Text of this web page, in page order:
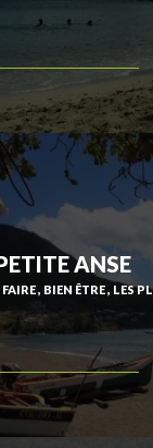
ANSE
FAIRE BIEN ÊTRE LES